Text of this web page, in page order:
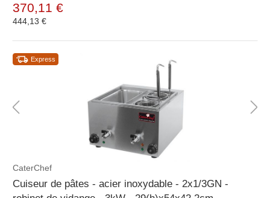
370,11 €
444,13 €
Express
CaterChef
Cuiseur de pâtes - acier inoxydable - 2x1/3GN -